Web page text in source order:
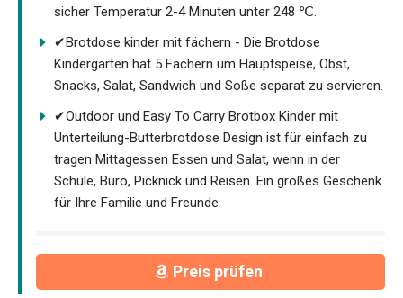
sicher Temperatur 2-4 Minuten unter 248 ℃.
✔Brotdose kinder mit fächern - Die Brotdose
Kindergarten hat 5 Fächern um Hauptspeise, Obst,
Snacks, Salat, Sandwich und Soße separat zu servieren.
✔Outdoor und Easy To Carry Brotbox Kinder mit
Unterteilung-Butterbrotdose Design ist für einfach zu
tragen Mittagessen Essen und Salat, wenn in der
Schule, Büro, Picknick und Reisen. Ein großes Geschenk
für Ihre Familie und Freunde
Preis prüfen